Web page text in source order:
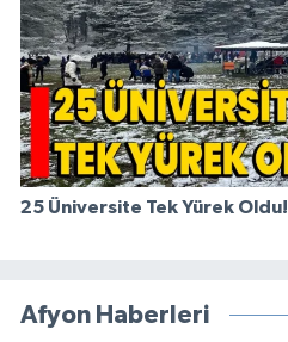
25 Üniversite Tek Yürek Oldu!
Afyon Haberleri